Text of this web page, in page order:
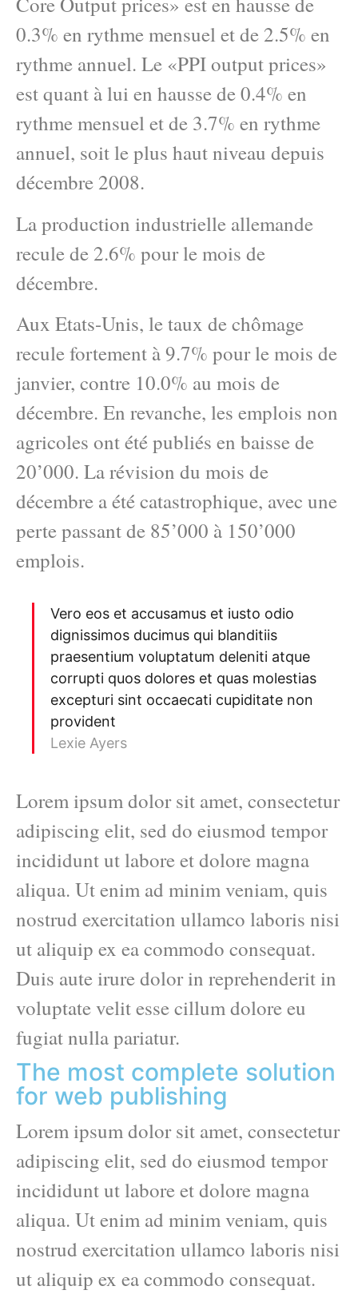
0.3% en rythme mensuel et de 2.5% en
rythme annuel. Le «PPI output prices»
est quant à lui en hausse de 0.4% en
rythme mensuel et de 3.7% en rythme
annuel, soit le plus haut niveau depuis
décembre 2008.
La production industrielle allemande
recule de 2.6% pour le mois de
décembre.
Aux Etats-Unis, le taux de chômage
recule fortement à 9.7% pour le mois de
janvier, contre 10.0% au mois de
décembre. En revanche, les emplois non
agricoles ont été publiés en baisse de
20’000. La révision du mois de
décembre a été catastrophique, avec une
perte passant de 85’000 à 150’000
emplois.
Vero eos et accusamus et iusto odio
dignissimos ducimus qui blanditiis
praesentium voluptatum deleniti atque
corrupti quos dolores et quas molestias
excepturi sint occaecati cupiditate non
provident
Lexie Ayers
Lorem ipsum dolor sit amet, consectetur
adipiscing elit, sed do eiusmod tempor
incididunt ut labore et dolore magna
aliqua. Ut enim ad minim veniam, quis
nostrud exercitation ullamco laboris nisi
ut aliquip ex ea commodo consequat.
Duis aute irure dolor in reprehenderit in
voluptate velit esse cillum dolore eu
fugiat nulla pariatur.
The most complete solution
for web publishing
Lorem ipsum dolor sit amet, consectetur
adipiscing elit, sed do eiusmod tempor
incididunt ut labore et dolore magna
aliqua. Ut enim ad minim veniam, quis
nostrud exercitation ullamco laboris nisi
ut aliquip ex ea commodo consequat.